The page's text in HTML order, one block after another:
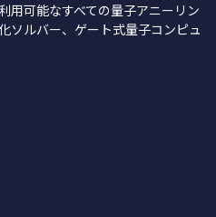
用可能なすべての量子アニーリン
ソルバー、ゲート式量子コンピュ